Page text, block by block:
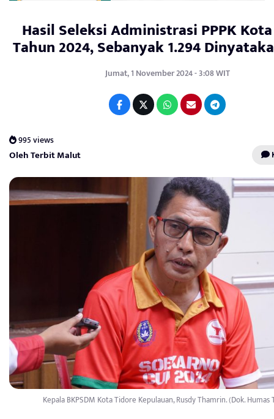
Hasil Seleksi Administrasi PPPK
Tahun 2024, Sebanyak 1.294
Jumat, 1 November 2024 - 3:08 WIT
995 views
Oleh Terbit Malut
Kepala BKPSDM Kota Tidore Kepulauan, Rusdy Thamrin. (Dok. Humas